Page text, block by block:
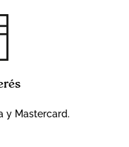
y Mastercard.